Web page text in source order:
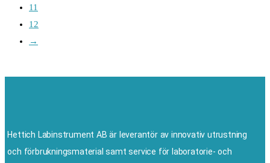
11
12
→
Hettich Labinstrument AB är leverantör av innovativ utrustning
och förbrukningsmaterial samt service för laboratorie- och